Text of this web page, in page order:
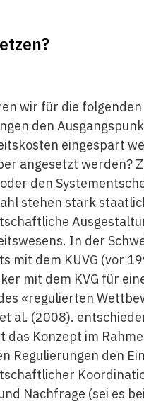
wir für die folgenden
den
eingespart
angesetzt werden?
den
stehen stark
In der
mit dem KUVG (vor
mit dem KVG für
«regulierten
al. (2008).
das Konzept im
Regulierungen den
Nachfrage (sei es